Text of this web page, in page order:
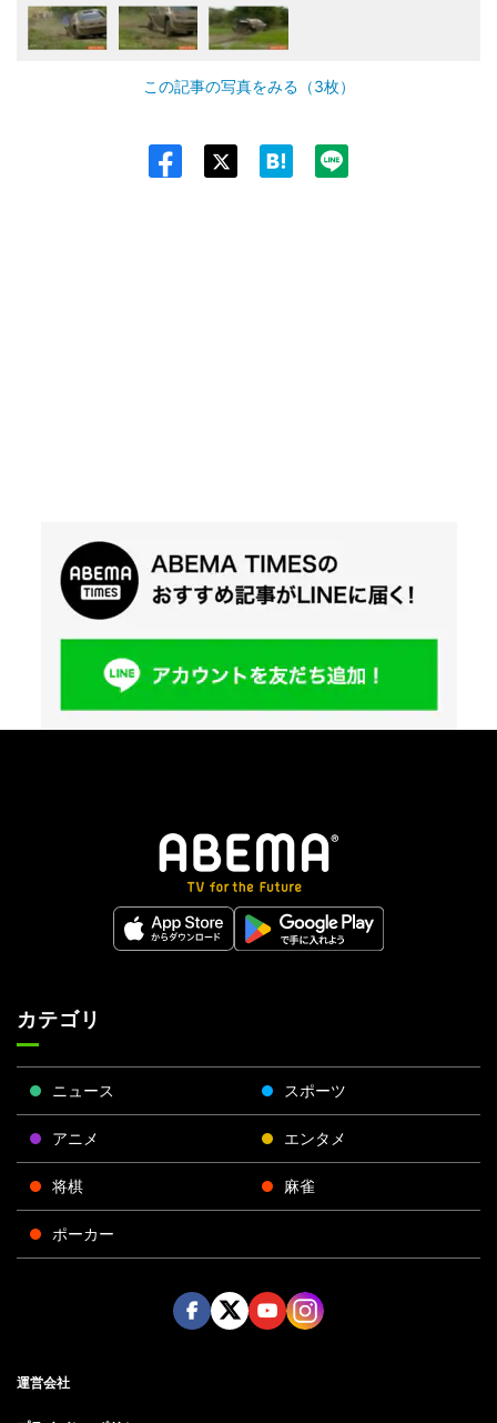
この記事の写真をみる（3枚）
カテゴリ
ニュース スポーツ
アニメ エンタメ
将棋 麻雀
ポーカー
運営会社